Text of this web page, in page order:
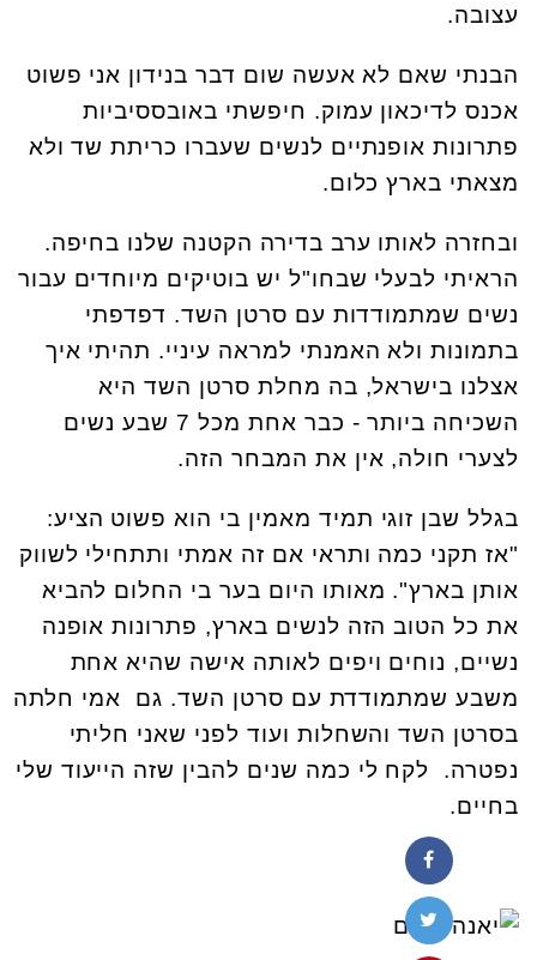
עצובה.
הבנתי שאם לא אעשה שום דבר בנידון אני פשוט
אכנס לדיכאון עמוק. חיפשתי באובססיביות
פתרונות אופנתיים לנשים שעברו כריתת שד ולא
מצאתי בארץ כלום.
ובחזרה לאותו ערב בדירה הקטנה שלנו בחיפה.
הראיתי לבעלי שבחו"ל יש בוטיקים מיוחדים עבור
נשים שמתמודדות עם סרטן השד. דפדפתי
בתמונות ולא האמנתי למראה עיניי. תהיתי איך
אצלנו בישראל, בה מחלת סרטן השד היא
השכיחה ביותר - כבר אחת מכל 7 שבע נשים
לצערי חולה, אין את המבחר הזה.
בגלל שבן זוגי תמיד מאמין בי הוא פשוט הציע:
"אז תקני כמה ותראי אם זה אמתי ותתחילי לשווק
אותן בארץ". מאותו היום בער בי החלום להביא
את כל הטוב הזה לנשים בארץ, פתרונות אופנה
נשיים, נוחים ויפים לאותה אישה שהיא אחת
משבע שמתמודדת עם סרטן השד. גם אמי חלתה
בסרטן השד והשחלות ועוד לפני שאני חליתי
נפטרה. לקח לי כמה שנים להבין שזה הייעוד שלי
בחיים.